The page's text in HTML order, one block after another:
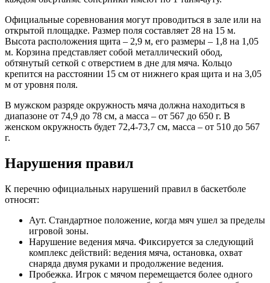
Официальные соревнования могут проводиться в зале или на
открытой площадке. Размер поля составляет 28 на 15 м.
Высота расположения щита – 2,9 м, его размеры – 1,8 на 1,05
м. Корзина представляет собой металлический обод,
обтянутый сеткой с отверстием в дне для мяча. Кольцо
крепится на расстоянии 15 см от нижнего края щита и на 3,05
м от уровня поля.
В мужском разряде окружность мяча должна находиться в
диапазоне от 74,9 до 78 см, а масса – от 567 до 650 г. В
женском окружность будет 72,4-73,7 см, масса – от 510 до 567
г.
Нарушения правил
К перечню официальных нарушений правил в баскетболе
относят:
Аут. Стандартное положение, когда мяч ушел за пределы
игровой зоны.
Нарушение ведения мяча. Фиксируется за следующий
комплекс действий: ведения мяча, остановка, охват
снаряда двумя руками и продолжение ведения.
Пробежка. Игрок с мячом перемещается более одного